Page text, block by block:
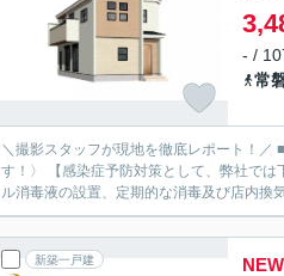
- /
常
＼撮影スタッフが現地を徹底レポート！／
す！〉 【感染症予防対策として、弊社で
ル消毒液の設置、定期的な消毒及び店内換
新築一戸建 NEW